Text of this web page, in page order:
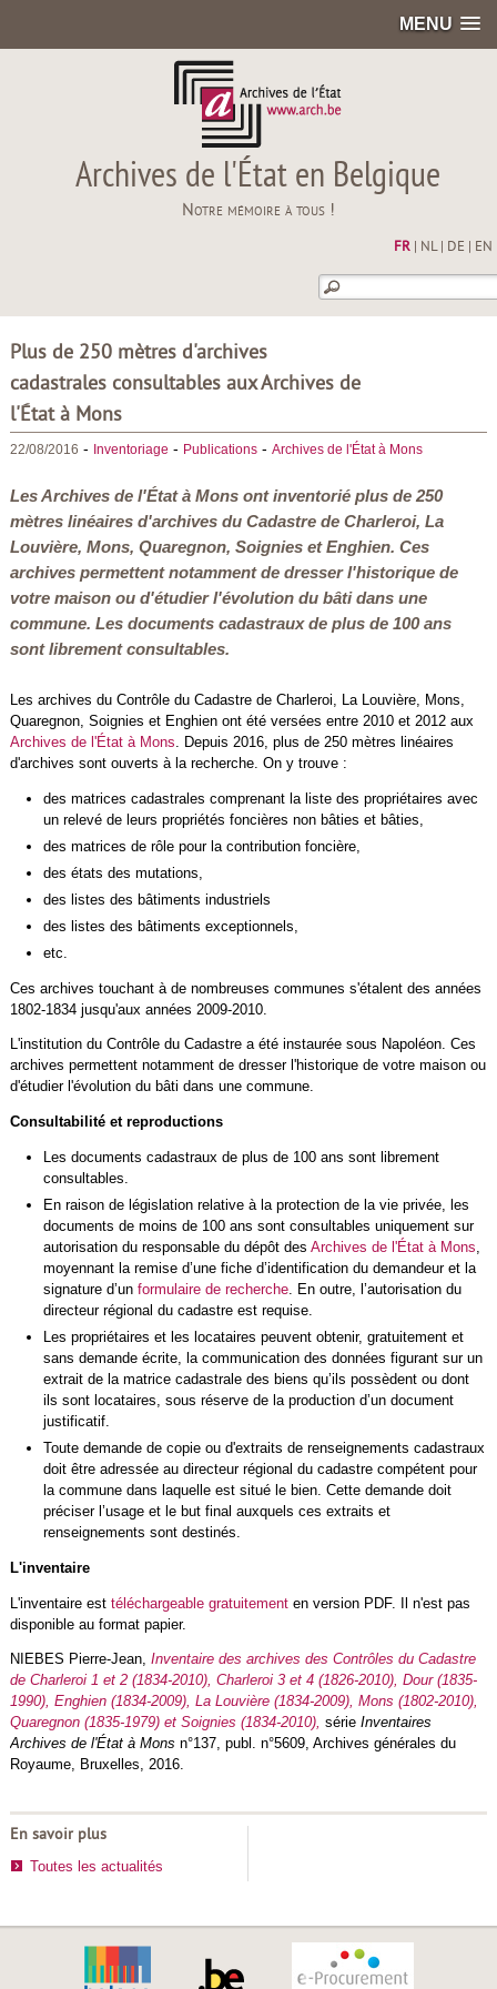
MENU
Archives de l'État en Belgique
Notre mémoire à tous !
FR| NL| DE EN
Plus de 250 mètres d'archives
cadastrales consultables aux Archives de
l'État à Mons
22/08/2016 - Inventoriage - Publications- Archives de l'État à Mons
Les Archives de l'État à Mons ont inventorié plus de 250
mètres linéaires d'archives du Cadastre de Charleroi, La
Louvière, Mons, Quaregnon, Soignies et Enghien. Ces
archives permettent notamment de dresser l'historique de
votre maison ou d'étudier l'évolution du bâti dans une
commune. Les documents cadastraux de plus de 100 ans
sont librement consultables.
Les archives du Contrôle du Cadastre de Charleroi, La Louvière, Mons,
Quaregnon, Soignies et Enghien ont été versées entre 2010 et 2012 aux
Archives de l'État à Mons. Depuis 2016, plus de 250 mètres linéaires
d'archives sont ouverts à la recherche. On y trouve :
des matrices cadastrales comprenant la liste des propriétaires avec
un relevé de leurs propriétés foncières non bâties et bâties,
des matrices de rôle pour la contribution foncière,
des états des mutations,
des listes des bâtiments industriels
des listes des bâtiments exceptionnels,
etc.
Ces archives touchant à de nombreuses communes s'étalent des années
1802-1834 jusqu'aux années 2009-2010.
L'institution du Contrôle du Cadastre a été instaurée sous Napoléon. Ces
archives permettent notamment de dresser l'historique de votre maison ou
d'étudier l'évolution du bâti dans une commune.
Consultabilité et reproductions
Les documents cadastraux de plus de 100 ans sont librement
consultables.
En raison de législation relative à la protection de la vie privée, les
documents de moins de 100 ans sont consultables uniquement sur
autorisation du responsable du dépôt des Archives de l'État à Mons
moyennant la remise d’une fiche d’identification du demandeur et la
signature d’un formulaire de recherche. En outre, l’autorisation du
directeur régional du cadastre est requise.
Les propriétaires et les locataires peuvent obtenir, gratuitement et
sans demande écrite, la communication des données figurant sur un
extrait de la matrice cadastrale des biens qu’ils possèdent ou dont
ils sont locataires, sous réserve de la production d’un document
justificatif.
Toute demande de copie ou d'extraits de renseignements cadastraux
doit être adressée au directeur régional du cadastre compétent pour
la commune dans laquelle est situé le bien. Cette demande doit
préciser l’usage et le but final auxquels ces extraits et
renseignements sont destinés.
L'inventaire
L'inventaire est téléchargeable gratuitementen version PDF. Il n'est pas
disponible au format papier.
NIEBES Pierre-Jean, Inventaire des archives des Contrôles du Cadastre
de Charleroi 1 et 2 (1834-2010), Charleroi 3 et 4 (1826-2010), Dour (1835-
1990), Enghien (1834-2009), La Louvière (1834-2009), Mons (1802-2010),
Quaregnon (1835-1979) et Soignies (1834-2010), série Inventaires
Archives de l'État à Mons n°137, publ. n°5609, Archives générales du
Royaume, Bruxelles, 2016.
En savoir plus
Toutes les actualités